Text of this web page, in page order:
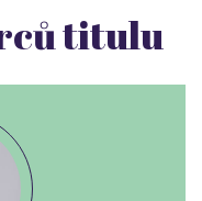
titulu